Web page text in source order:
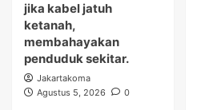
jika kabel jatuh
ketanah,
membahayakan
penduduk sekitar.
Jakartakoma
Agustus 5, 2026
0